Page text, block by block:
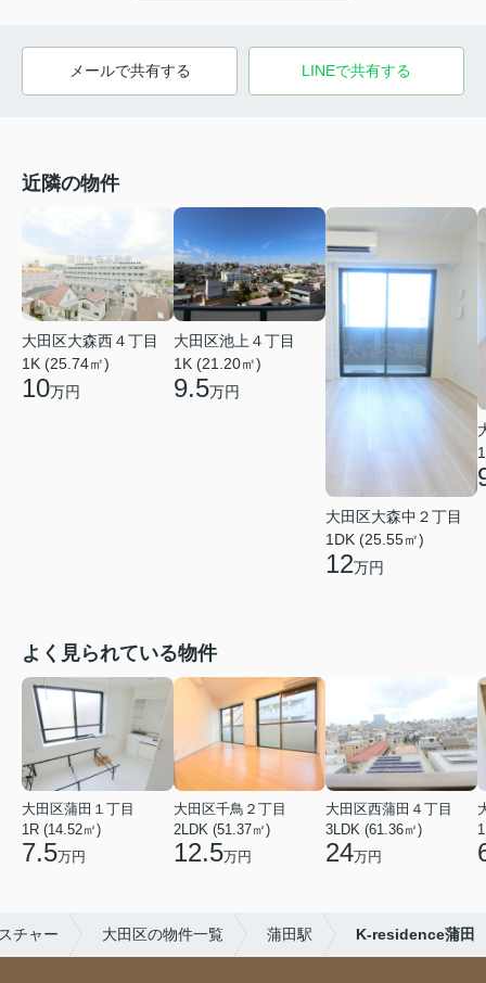
メールで共有する LINEで共有する
近隣の物件
大田区大森西４丁目
1K (25.74㎡)
10万円
大田区池上４丁目
1K (21.20㎡)
9.5万円
大田区大森中２丁目
1DK (25.55㎡)
12万円
よく見られている物件
大田区蒲田１丁目
1R (14.52㎡)
7.5万円
大田区千鳥２丁目
2LDK (51.37㎡)
12.5万円
大田区西蒲田４丁目
3LDK (61.36㎡)
24万円
チャー 大田区の物件一覧 蒲田駅 K-residence蒲田